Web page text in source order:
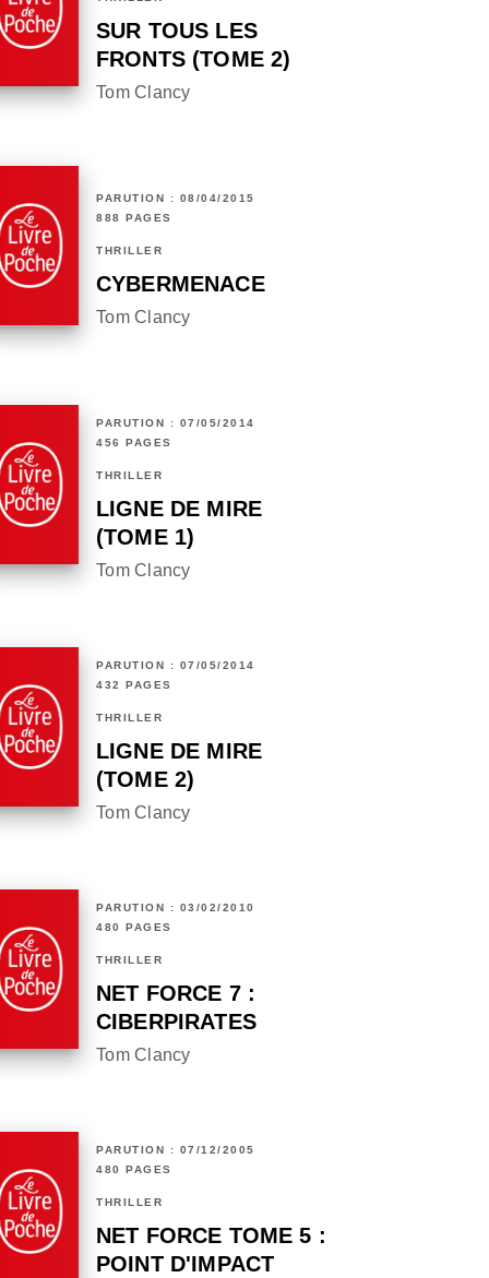
SUR TOUS LES
FRONTS (TOME 2)
Tom Clancy
PARUTION : 08/04/2015
888 PAGES
THRILLER
CYBERMENACE
Tom Clancy
PARUTION : 07/05/2014
456 PAGES
THRILLER
LIGNE DE MIRE
(TOME 1)
Tom Clancy
PARUTION : 07/05/2014
432 PAGES
THRILLER
LIGNE DE MIRE
(TOME 2)
Tom Clancy
PARUTION : 03/02/2010
480 PAGES
THRILLER
NET FORCE 7 :
CIBERPIRATES
Tom Clancy
PARUTION : 07/12/2005
480 PAGES
THRILLER
NET FORCE TOME 5 :
POINT D'IMPACT